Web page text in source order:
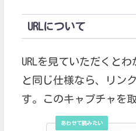
URLについて
URLを見ていただくと
と同じ仕様なら、リン
す。このキャプチャを